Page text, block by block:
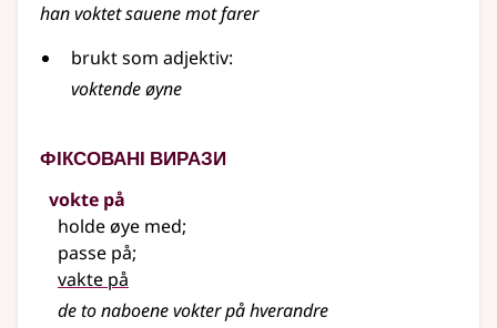
hanvoktetsauene mot farer
brukt som adjektiv:
voktende øyne
Фіксовані вирази
vokte på
holde øye med;
passe på;
vakte på
de to naboene vokter på hverandre